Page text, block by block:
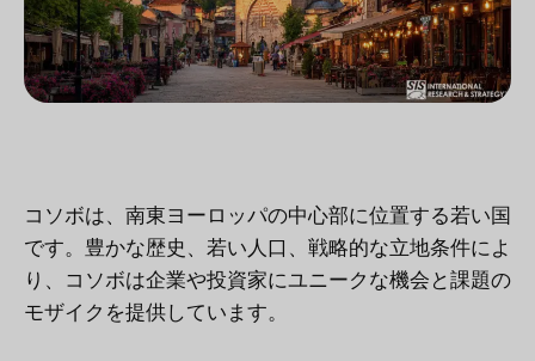
コソボは、南東ヨーロッパの中心部に位置する若い国
です。豊かな歴史、若い人口、戦略的な立地条件によ
り、コソボは企業や投資家にユニークな機会と課題の
モザイクを提供しています。